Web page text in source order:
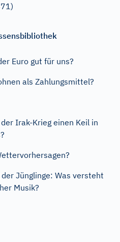
Euro gut für uns?
als Zahlungsmittel?
Irak-Krieg einen Keil in
Jünglinge: Was versteht
Musik?